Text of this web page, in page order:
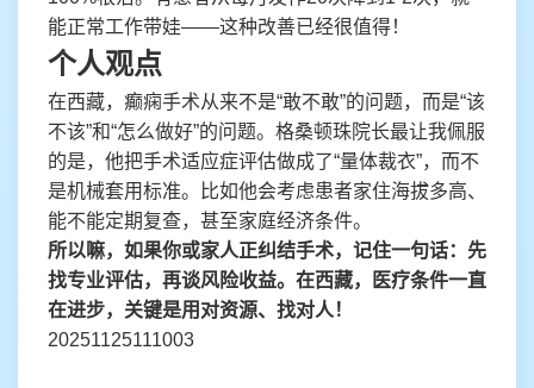
能正常工作带娃——这种改善已经很值得！
个人观点
在西藏，癫痫手术从来不是“敢不敢”的问题，而是“该
不该”和“怎么做好”的问题。格桑顿珠院长最让我佩服
的是，他把手术适应症评估做成了“量体裁衣”，而不
是机械套用标准。比如他会考虑患者家住海拔多高、
能不能定期复查，甚至家庭经济条件。
所以嘛，如果你或家人正纠结手术，记住一句话：先
找专业评估，再谈风险收益。在西藏，医疗条件一直
在进步，关键是用对资源、找对人！
20251125111003